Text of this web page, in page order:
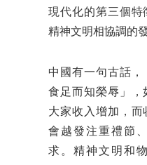
現代化的第三個特
精神文明相協調的發
中國有一句古話，
食足而知榮辱」，
大家收入增加，
會越發注重禮節
求。精神文明和